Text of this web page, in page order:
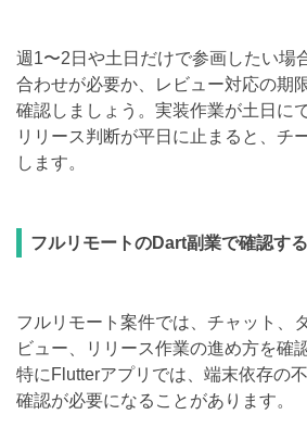
週1〜2日や土日だけで参画したい場
合わせが必要か、レビュー対応の期
確認しましょう。実装作業が土日に
リリース判断が平日に止まると、チ
します。
フルリモートのDart副業で確認す
フルリモート案件では、チャット、
ビュー、リリース作業の進め方を確
特にFlutterアプリでは、端末依存の
確認が必要になることがあります。